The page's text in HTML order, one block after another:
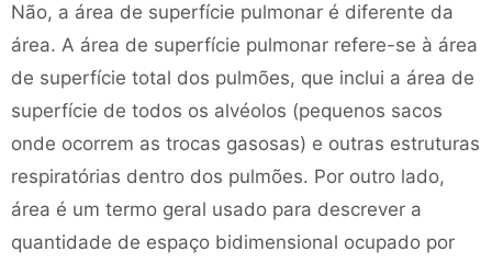
Não, a área de superfície pulmonar é diferente da
área. A área de superfície pulmonar refere-se à área
de superfície total dos pulmões, que inclui a área de
superfície de todos os alvéolos (pequenos sacos
onde ocorrem as trocas gasosas) e outras estruturas
respiratórias dentro dos pulmões. Por outro lado,
área é um termo geral usado para descrever a
quantidade de espaço bidimensional ocupado por